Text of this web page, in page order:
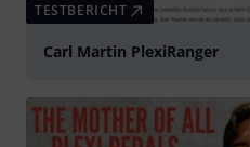
TESTBERICHT
Carl Martin PlexiRanger